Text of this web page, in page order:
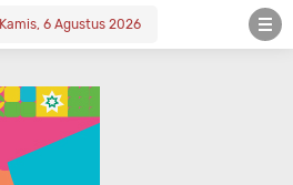
Kamis, 6 Agustus 2026